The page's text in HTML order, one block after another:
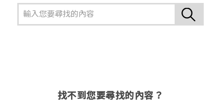
找不到您要尋找的內容？